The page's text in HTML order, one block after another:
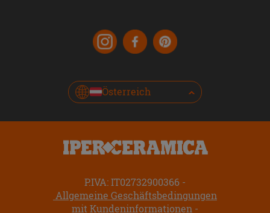
Österreich
P.IVA: IT02732900366
Allgemeine Geschäftsbedingungen
mit Kundeninformationen